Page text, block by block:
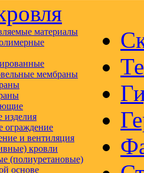
материалы
мембраны
ограждение
и вентиляция
кровли
(полиуретановые)
основе